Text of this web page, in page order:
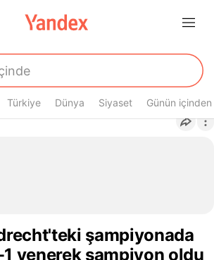
Türkiye Dünya Siyaset Günün içinden
şampiyonada
yenerek şampiyon oldu